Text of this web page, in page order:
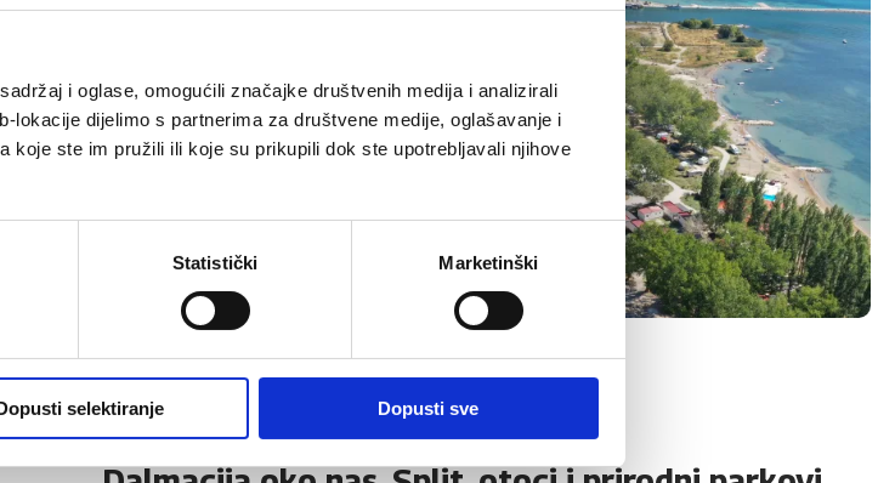
i oglase, omogućili značajke društvenih medija i analizirali
lokacije dijelimo s partnerima za društvene medije, oglašavanje i
koje ste im pružili ili koje su prikupili dok ste upotrebljavali njihove
Statistički Marketinški
selektiranje Dopusti sve
koja